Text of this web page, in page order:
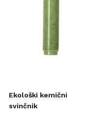
Ekološki kemični
svinčnik